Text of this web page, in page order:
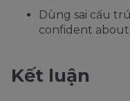
Dùng sai cấu
confident about
Kết luận